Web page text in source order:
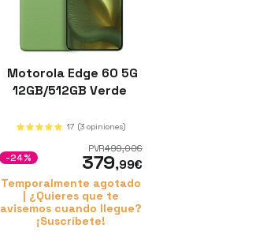
Motorola Edge 60 5G
12GB/512GB Verde
17 (3 opiniones)
PVR499,00€
379,99€
-24%
Temporalmente agotado
| ¿Quieres que te
avisemos cuando llegue?
¡Suscríbete!